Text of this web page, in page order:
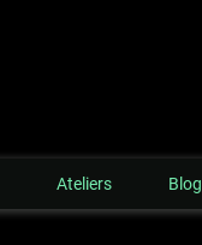
Ateliers Blog